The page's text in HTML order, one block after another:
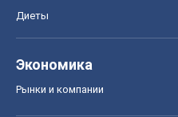
Диеты
Экономика
Рынки и компании